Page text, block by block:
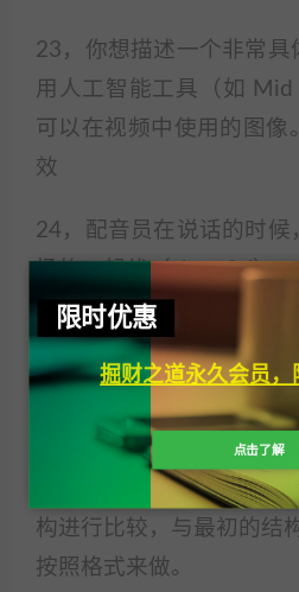
23，你想描述一个非常具
用人工智能工具（如 Mid
可以在视频中使用的图像
效
24，配音员在说话的时候
扬的，起伏（cheerful）
25，一定要去找你最大的
的剧本结构。
这对你自己的剧本和
非常非常重要。
你的每段视频或每个剧
构进行比较，与最初的结
按照格式来做。
限时优惠
掘财之道永久会员，
点击了解